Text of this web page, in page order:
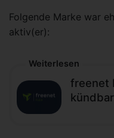
Folgende Marke war
aktiv(er):
Weiterlesen
freenet